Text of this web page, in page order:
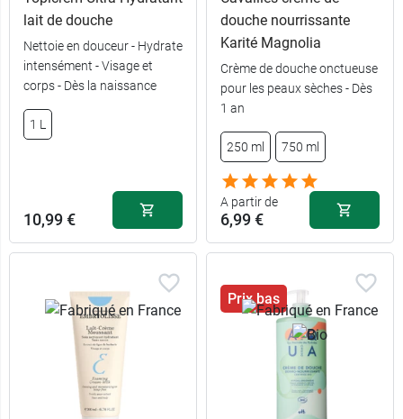
250 ml 6,99 €
750 ml
lait de douche
Nettoie en douceur - Hydrate
intensément - Visage et
corps - Dès la naissance
1 L
10,99 €
douche nourrissante
Karité Magnolia
Crème de douche onctueuse
pour les peaux sèches - Dès
1 an
250 ml 750 ml
A partir de
6,99 €
Prix bas